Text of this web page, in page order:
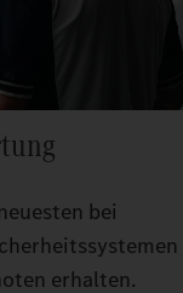
bei
erhalten.